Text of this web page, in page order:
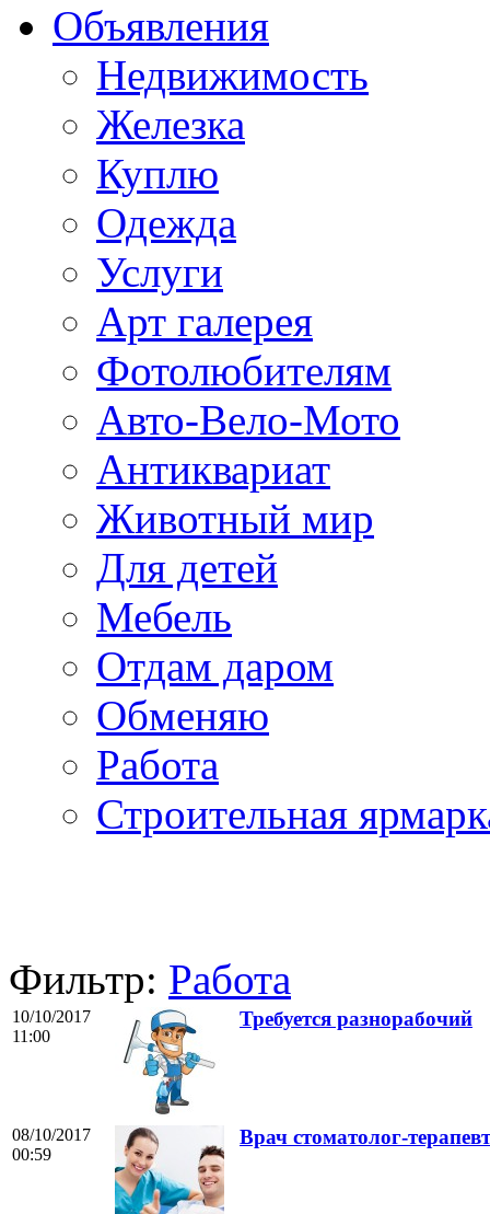
Объявления
Недвижимость
Железка
Куплю
Одежда
Услуги
Арт галерея
Фотолюбителям
Авто-Вело-Мото
Антиквариат
Животный мир
Для детей
Мебель
Отдам даром
Обменяю
Работа
Строительная
Фильтр: Работа
10/10/2017
11:00
Требуется разнорабочий
08/10/2017
00:59
Врач стоматолог-терапевт